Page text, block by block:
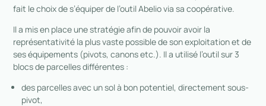
fait le choix de s’équiper de l’outil Abelio via sa coopérative.
Il a mis en place une stratégie afin de pouvoir avoir la
représentativité la plus vaste possible de son exploitation et de
ses équipements (pivots, canons etc.). Il a utilisé l’outil sur 3
blocs de parcelles différentes :
des parcelles avec un sol à bon potentiel, directement sous-
pivot,